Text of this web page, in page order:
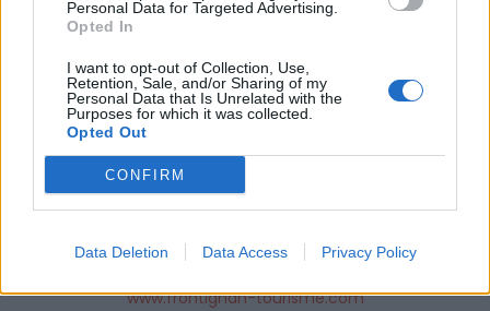
Personal Data for Targeted Advertising.
Opted In
I want to opt-out of Collection, Use,
Retention, Sale, and/or Sharing of my
Personal Data that Is Unrelated with the
Purposes for which it was collected.
Opted Out
CONFIRM
Data Deletion Data Access Privacy Policy
DATES ET HORAIRES
Du 10 juillet 2019 au 7 août 2019
LIEU
Office de Tourisme de Frontignan
Avenue des Étangs
Calcul d'itinéraire
TARIFS
www.frontignan-tourisme.com